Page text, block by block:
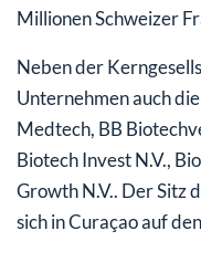
Millionen Schweizer
Neben der
Unternehmen auch
Medtech, BB
Biotech Invest N.V.,
Growth N.V.. Der Sitz
sich in Curaçao auf